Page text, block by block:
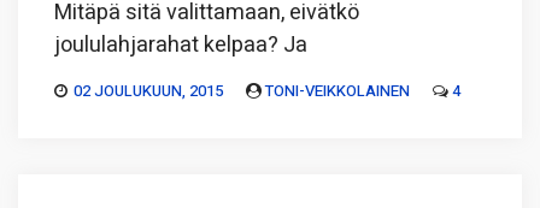
Mitäpä sitä valittamaan, eivätkö
joululahjarahat kelpaa? Ja
02 JOULUKUUN, 2015 TONI-VEIKKOLAINEN 4